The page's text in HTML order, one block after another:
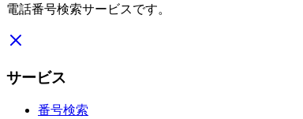
電話番号検索サービスです。
サービス
番号検索